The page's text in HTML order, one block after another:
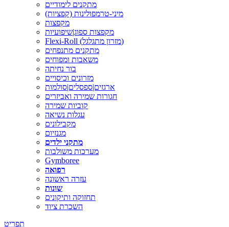
מתקנים לימודיים
מיני-טרמפולינות (קפציות)
מקפצות
מקפצות ספוג|שיפועיות
Flexi-Roll (מזרון מתגלגל)
מתקנים מתנפחים
משאבות ומפוחים
בור נחיתה
מזרונים וכיסויים
ארגזים|ספסלים|סולמות
חגורות שמירה ואביזרים
קוביות שמירה
עגלות נשיאה
מקבילונים
מגנזיום
מתקני ילדים
מערכות משולבות
Gymboree
רפואה
עזרה ראשונה
שונות
תחזוקה ותיקונים
השכרת ציוד
תפריט